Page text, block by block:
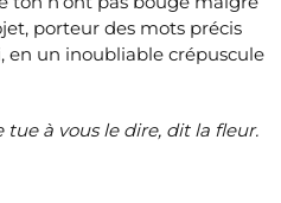
porteur des mots précis
en un inoubliable crépuscule
tue à vous le dire, dit la fleur.